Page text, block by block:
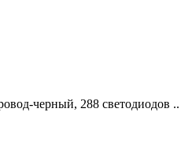
черный, 288 светодиодов ..